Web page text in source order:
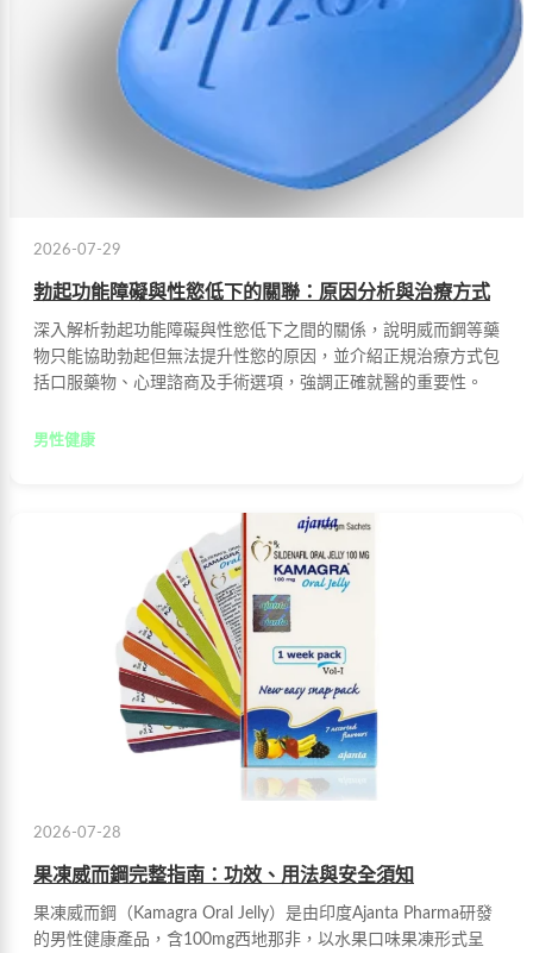
2026-07-29
勃起功能障礙與性慾低下的關聯：原因分析與治療方式
深入解析勃起功能障礙與性慾低下之間的關係，說明威而鋼等藥
物只能協助勃起但無法提升性慾的原因，並介紹正規治療方式包
括口服藥物、心理諮商及手術選項，強調正確就醫的重要性。
男性健康
2026-07-28
果凍威而鋼完整指南：功效、用法與安全須知
果凍威而鋼（Kamagra Oral Jelly）是由印度Ajanta Pharma研發
的男性健康產品，含100mg西地那非，以水果口味果凍形式呈